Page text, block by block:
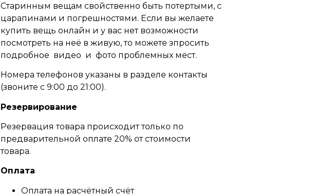
Старинным вещам свойственно быть потертыми, с
царапинами и погрешностями. Если вы желаете
купить вещь онлайн и у вас нет возможности
посмотреть на неё в живую, то можете зпросить
подробное видео и фото проблемных мест.
Номера телефонов указаны в разделе контакты
(звоните c 9:00 до 21:00).
Резервирование
Резервация товара происходит только по
предварительной оплате 20% от стоимости
товара.
Оплата
Оплата на расчётный счёт